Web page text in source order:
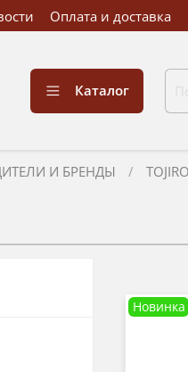
Оплата и доставка
Каталог
И БРЕНДЫ TOJIRO
Новинка